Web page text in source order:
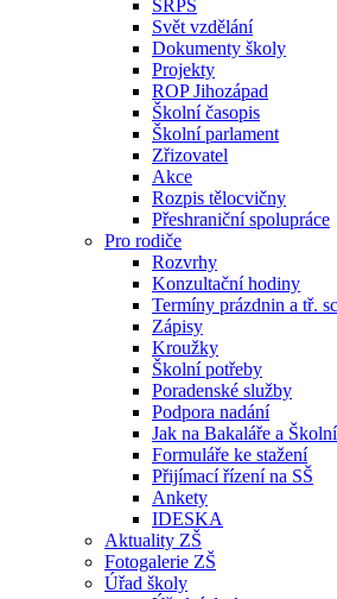
SRPŠ
Svět vzdělání
Dokumenty školy
Projekty
ROP Jihozápad
Školní časopis
Školní parlament
Zřizovatel
Akce
Rozpis tělocvičny
Přeshraniční spolupráce
Pro rodiče
Rozvrhy
Konzultační hodiny
Termíny prázdnin a tř.
Zápisy
Kroužky
Školní potřeby
Poradenské služby
Podpora nadání
Jak na Bakaláře a
Formuláře ke stažení
Přijímací řízení na SŠ
Ankety
IDESKA
Aktuality ZŠ
Fotogalerie ZŠ
Úřad školy